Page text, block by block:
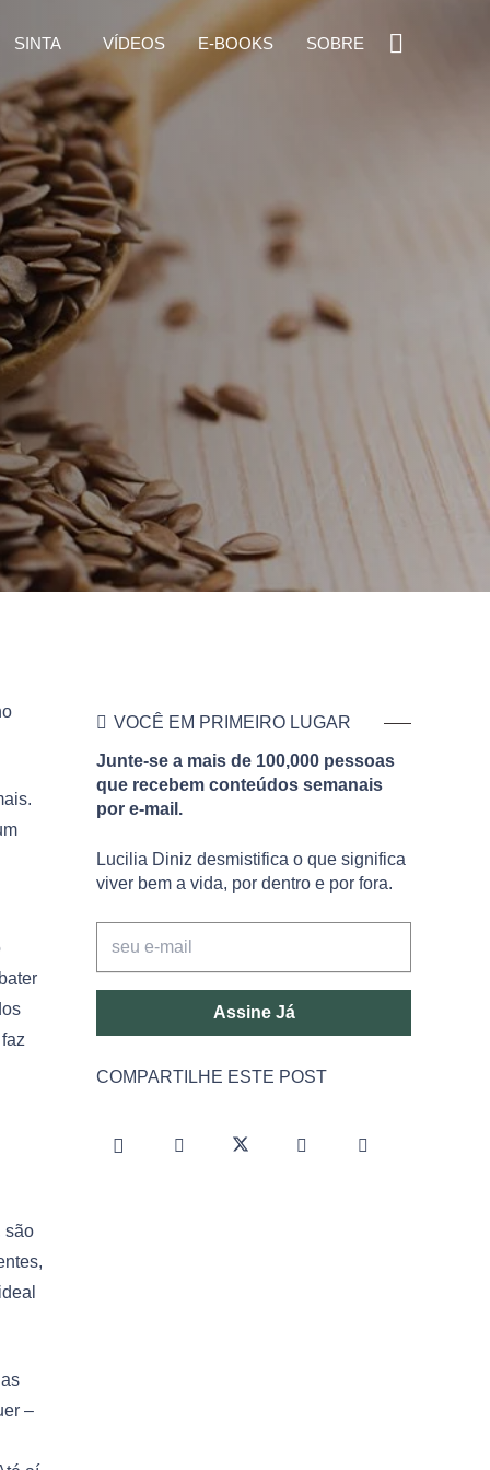
SINTA VÍDEOS E-BOOKS SOBRE
são
–
VOCÊ EM PRIMEIRO LUGAR
Junte-se a mais de 100,000 pessoas
que recebem conteúdos semanais
por e-mail.
Lucilia Diniz desmistifica o que significa
viver bem a vida, por dentro e por fora.
Assine Já
COMPARTILHE ESTE POST